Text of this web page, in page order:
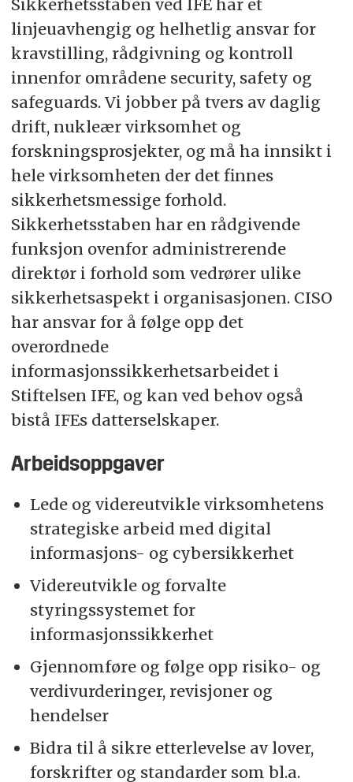
Sikkerhetsstaben ved IFE har et
linjeuavhengig og helhetlig ansvar for
kravstilling, rådgivning og kontroll
innenfor områdene security, safety og
safeguards. Vi jobber på tvers av daglig
drift, nukleær virksomhet og
forskningsprosjekter, og må ha innsikt i
hele virksomheten der det finnes
sikkerhetsmessige forhold.
Sikkerhetsstaben har en rådgivende
funksjon ovenfor administrerende
direktør i forhold som vedrører ulike
sikkerhetsaspekt i organisasjonen. CISO
har ansvar for å følge opp det
overordnede
informasjonssikkerhetsarbeidet i
Stiftelsen IFE, og kan ved behov også
bistå IFEs datterselskaper.
Arbeidsoppgaver
Lede og videreutvikle virksomhetens
strategiske arbeid med digital
informasjons- og cybersikkerhet
Videreutvikle og forvalte
styringssystemet for
informasjonssikkerhet
Gjennomføre og følge opp risiko- og
verdivurderinger, revisjoner og
hendelser
Bidra til å sikre etterlevelse av lover,
forskrifter og standarder som bl.a.